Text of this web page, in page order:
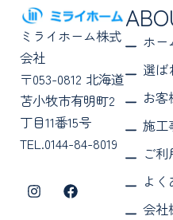
ミライホーム株式
会社
〒053-0812 北海道
苫小牧市有明町2
丁目11番15号
TEL.0144-84-8019
I
n
F
a
ホー
選ば
お客
施工
ご
よ
会社